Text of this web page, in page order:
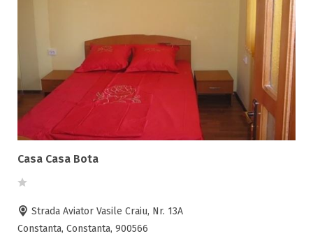
Casa Casa Bota
Strada Aviator Vasile Craiu, Nr. 13A
Constanta, Constanta, 900566